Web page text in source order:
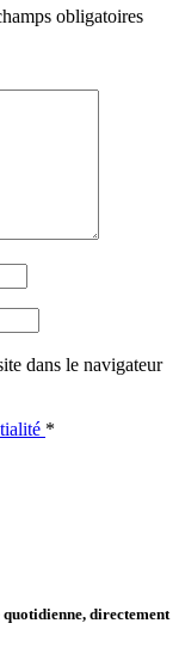
obligatoires
dans le navigateur
*
directement